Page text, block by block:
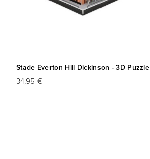
Stade Everton Hill Dickinson - 3D Puzzle
34,95 €